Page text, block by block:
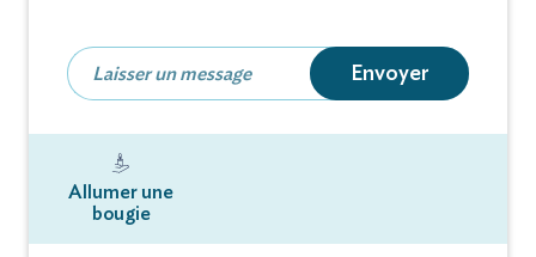
Envoyer
Allumer une
bougie